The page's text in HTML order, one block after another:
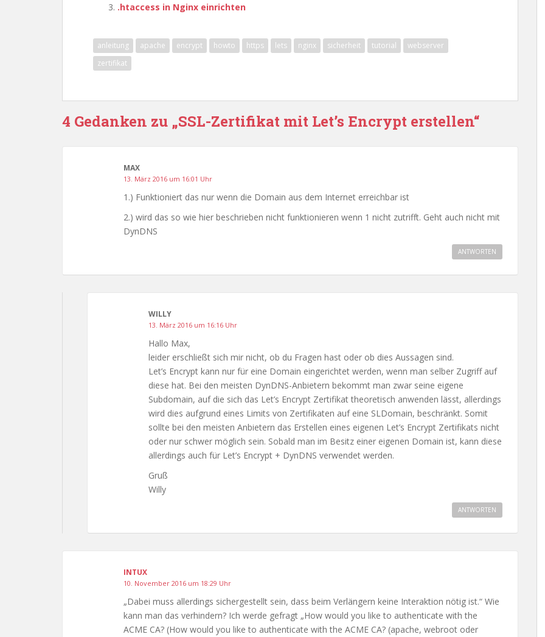
.htaccess in Nginx einrichten
anleitung apache encrypt howto https lets nginx sicherheit tutorial
webserver
zertifikat
4 Gedanken zu „SSL-Zertifikat mit Let’s Encrypt erstellen“
MAX
13. März 2016 um 16:01 Uhr
1.) Funktioniert das nur wenn die Domain aus dem Internet erreichbar ist
2.) wird das so wie hier beschrieben nicht funktionieren wenn 1 nicht zutrifft. Geht auch nicht mit
DynDNS
ANTWORTEN
WILLY
13. März 2016 um 16:16 Uhr
Hallo Max,
leider erschließt sich mir nicht, ob du Fragen hast oder ob dies Aussagen sind.
Let’s Encrypt kann nur für eine Domain eingerichtet werden, wenn man selber Zugriff auf
diese hat. Bei den meisten DynDNS-Anbietern bekommt man zwar seine eigene
Subdomain, auf die sich das Let’s Encrypt Zertifikat theoretisch anwenden lässt, allerdings
wird dies aufgrund eines Limits von Zertifikaten auf eine SLDomain, beschränkt. Somit
sollte bei den meisten Anbietern das Erstellen eines eigenen Let’s Encrypt Zertifikats nicht
oder nur schwer möglich sein. Sobald man im Besitz einer eigenen Domain ist, kann diese
allerdings auch für Let’s Encrypt + DynDNS verwendet werden.
Gruß
Willy
ANTWORTEN
INTUX
10. November 2016 um 18:29 Uhr
„Dabei muss allerdings sichergestellt sein, dass beim Verlängern keine Interaktion nötig ist.“ Wie
kann man das verhindern? Ich werde gefragt „How would you like to authenticate with the
ACME CA? (How would you like to authenticate with the ACME CA? (apache, webroot oder